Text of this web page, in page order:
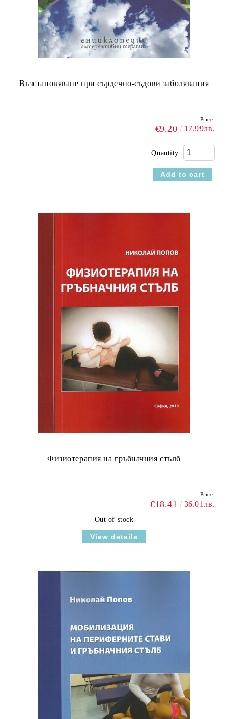
Възстановяване при сърдечно-съдови заболявания
Price:
€9.20 17.99лв.
Quantity:
Физиотерапия на гръбначния стълб
Price:
€18.41 36.01лв.
Out of stock
View details